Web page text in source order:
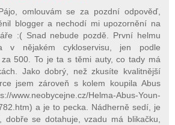
omlouvám se za pozdní odpověď,
blogger a nechodí mi upozornění na
:( Snad nebude pozdě. První helmu
v nějakém cykloservisu, jen podle
za 500. To je ta s těmi auty, co tady má
Jako dobrý, než zkusíte kvalitnější
jsem zároveň s kolem koupila Abus
www.neobycejne.cz/Helma-Abus-Youn-
a je to pecka. Nádherně sedí, je
dobře se dotahuje, vzadu má blikačku,